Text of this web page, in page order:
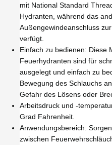
mit National Standard
Hydranten, während das
Außengewindeanschluss
verfügt.
Einfach zu bedienen: Diese
Feuerhydranten sind für
ausgelegt und einfach zu
Bewegung des Schlauchs
Gefahr des Lösens oder
Arbeitsdruck und -
Grad Fahrenheit.
Anwendungsbereich:
zwischen